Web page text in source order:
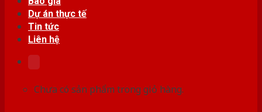
Dự án thực tế
Tin tức
Liên hệ
Chưa có sản phẩm trong giỏ hàng.